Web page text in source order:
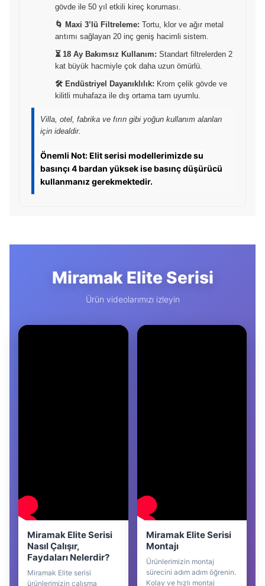
gövde ile 50 yıl etkili kireç koruması.
🌀 Maxi 3’lü Filtreleme: Tortu, klor ve ağır metal
arıtımı sağlayan 20 inç geniş hacimli sistem.
⏳ 18 Ay Bakımsız Kullanım: Standart filtrelerden 2
kat büyük hacmiyle çok daha uzun ömürlü.
🛠️ Endüstriyel Dayanıklılık: Krom çelik gövde ve
kilitli muhafaza ile dış ortama tam uyumlu.
Villa, otel, fabrika ve fırın gibi yoğun kullanım alanları
için idealdir.
Önemli Not: Elit serisi modellerimizde su
basınçı 4 bardan yüksek ise basınç düşürücü
kullanmanız gerekmektedir.
Miramak Elite Serisi
Ürün videolarımızı izleyin
Miramak Elite Serisi
Nasıl Çalışır,
Faydaları Nelerdir?
Miramak Elite serisi
ürünlerimizin çalışma
Miramak Elite Serisi
Montajı
Ürünlerimizin montaj
sürecini adım adım öğrenin.
Kolay ve hızlı montaj